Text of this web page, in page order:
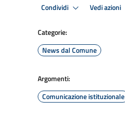
Condividi Vedi azioni
Categorie:
News dal Comune
Argomenti:
Comunicazione istituzionale